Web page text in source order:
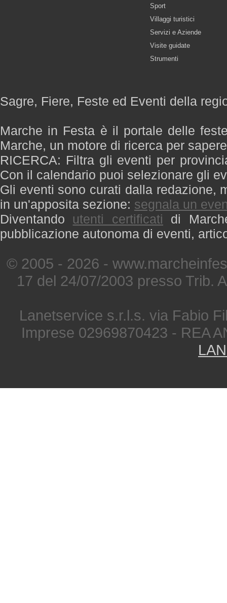
Sport
Villaggi turistici
Servizi e Aziende
Visite guidate
Strumenti
Sagre, Fiere, Feste ed Eventi della
Marche in Festa è il portale delle
Marche, un motore di ricerca per
RICERCA: Filtra gli eventi per
Con il calendario puoi selezionare gli
Gli eventi sono curati dalla redazione,
in un'apposita sezione: segnala un
Diventando utenti certificati di
pubblicazione autonoma di eventi,
© 2005 - 2026 -
17 del 24/07/2003 presso Trib.
Lanetservice s.r.l.s. via Fabio
Imprese 02969870423 - REA